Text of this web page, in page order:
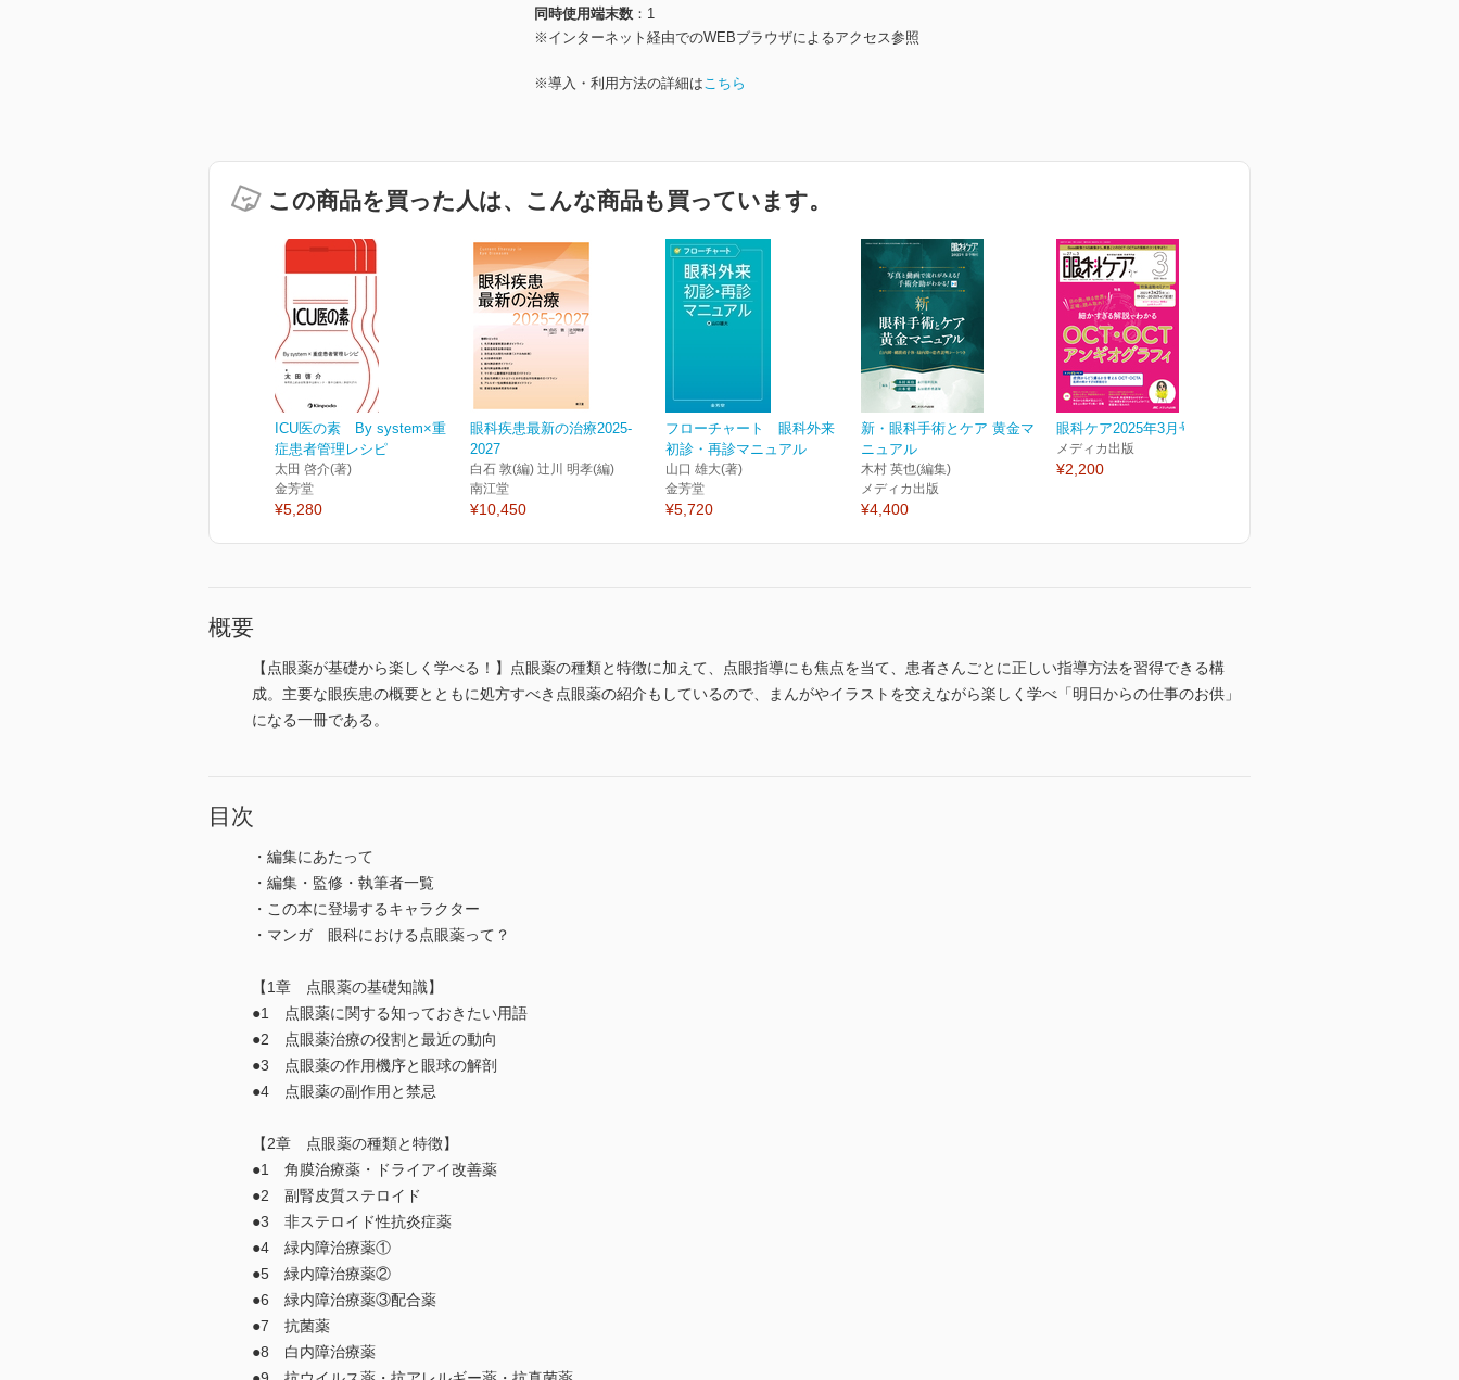
同時使用端末数
1
※インターネット経由でのWEBブラウザによるアクセス参照
※導入・利用方法の詳細はこちら
この商品を買った人は、こんな商品も買っています。
ICU医の素 By system×重
症患者管理レシピ
太田 啓介(著)
金芳堂
¥5,280
眼科疾患最新の治療2025-
2027
白石 敦(編) 辻川 明孝(編)
南江堂
¥10,450
フローチャート 眼科外来
初診・再診マニュアル
山口 雄大(著)
金芳堂
¥5,720
新・眼科手術とケア 黄金マ
ニュアル
木村 英也(編集)
メディカ出版
¥4,400
眼科ケア2025年3月号
メディカ出版
¥2,200
概要
【点眼薬が基礎から楽しく学べる！】点眼薬の種類と特徴に加えて、点眼指導にも焦点を当て、患者さんごとに正しい指導方法を習得できる構
成。主要な眼疾患の概要とともに処方すべき点眼薬の紹介もしているので、まんがやイラストを交えながら楽しく学べ「明日からの仕事のお供」
になる一冊である。
目次
・編集にあたって
・編集・監修・執筆者一覧
・この本に登場するキャラクター
・マンガ 眼科における点眼薬って？
【1章 点眼薬の基礎知識】
●1 点眼薬に関する知っておきたい用語
●2 点眼薬治療の役割と最近の動向
●3 点眼薬の作用機序と眼球の解剖
●4 点眼薬の副作用と禁忌
【2章 点眼薬の種類と特徴】
●1 角膜治療薬・ドライアイ改善薬
●2 副腎皮質ステロイド
●3 非ステロイド性抗炎症薬
●4 緑内障治療薬①
●5 緑内障治療薬②
●6 緑内障治療薬③配合薬
●7 抗菌薬
●8 白内障治療薬